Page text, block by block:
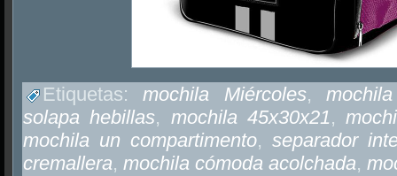
Etiquetas:mochila Miércoles,
solapa hebillas, mochila 45x30x21,
mochila un compartimento, separador
cremallera, mochila cómoda acolchada,